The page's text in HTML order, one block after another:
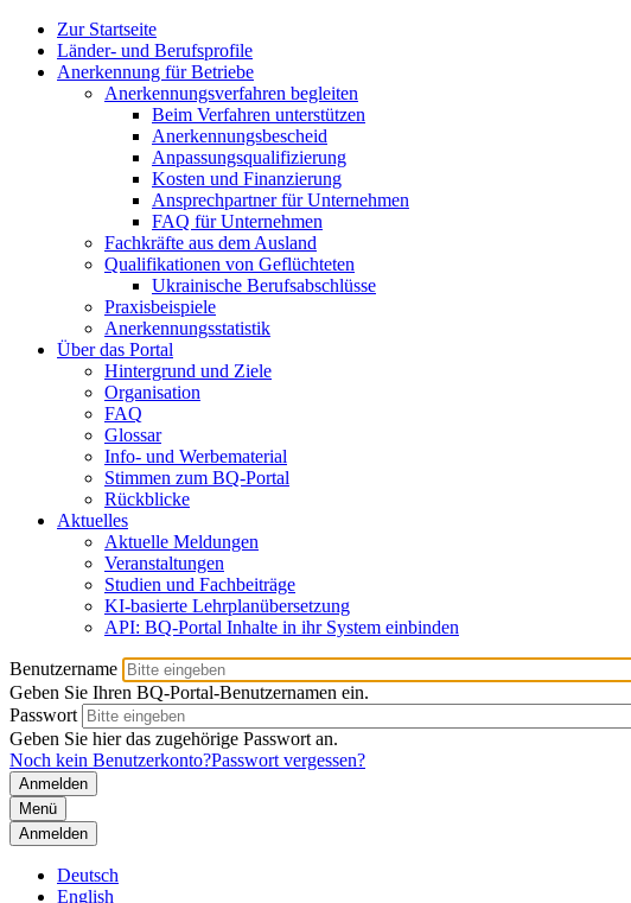
Zur Startseite
Länder- und Berufsprofile
Anerkennung für Betriebe
Anerkennungsverfahren begleiten
Beim Verfahren unterstützen
Anerkennungsbescheid
Anpassungsqualifizierung
Kosten und Finanzierung
Ansprechpartner für Unternehmen
FAQ für Unternehmen
Fachkräfte aus dem Ausland
Qualifikationen von Geflüchteten
Ukrainische Berufsabschlüsse
Praxisbeispiele
Anerkennungsstatistik
Über das Portal
Hintergrund und Ziele
Organisation
FAQ
Glossar
Info- und Werbematerial
Stimmen zum BQ-Portal
Rückblicke
Aktuelles
Aktuelle Meldungen
Veranstaltungen
Studien und Fachbeiträge
KI-basierte Lehrplanübersetzung
API: BQ-Portal Inhalte in ihr System einbinden
Benutzername
Geben Sie Ihren BQ-Portal-Benutzernamen ein.
Passwort
Geben Sie hier das zugehörige Passwort an.
Noch kein Benutzerkonto?Passwort vergessen?
Menü
Anmelden
Deutsch
English